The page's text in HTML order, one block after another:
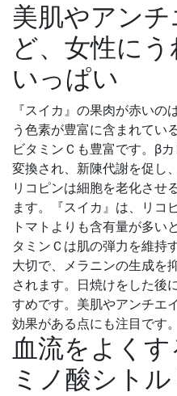
美肌やアン
ど、女性に
いっぱい
『スイカ』の果肉が赤い
う色素が豊富に含まれてい
ビタミンＣも豊富です。β
変換され、新陳代謝を促し
リコピンは細胞を老化させ
ます。『スイカ』は、リコ
トマトよりも含有量が多い
タミンＣは肌の弾力を維持
大切で、メラニンの生成を
されます。日焼けをした後
すめです。美肌やアンチエ
効果がある点にも注目です。
血流をよく
ミノ酸シト